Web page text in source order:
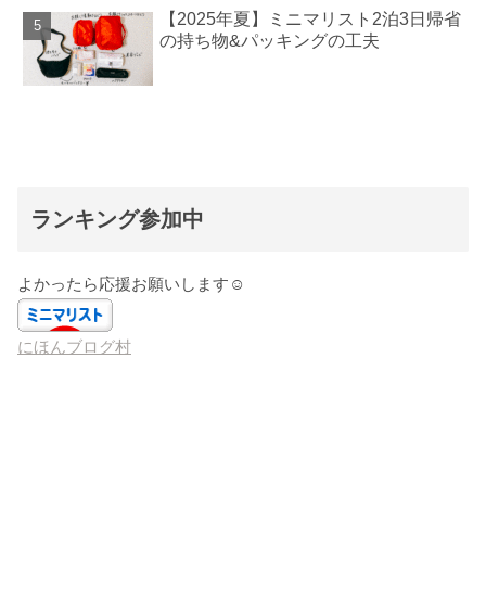
【2025年夏】ミニマリスト2泊3日帰省
の持ち物&パッキングの工夫
ランキング参加中
よかったら応援お願いします☺️
にほんブログ村